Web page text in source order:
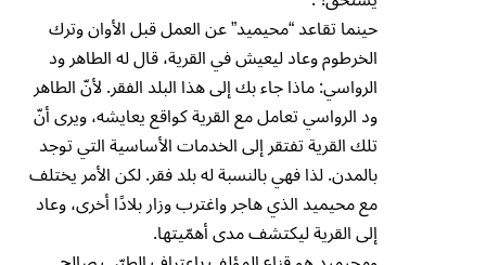
حينما تقاعد “محيميد” عن العمل قبل الأوان وترك
الخرطوم وعاد ليعيش في القرية، قال له الطاهر ود
الرواسي: ماذا جاء بك إلى هذا البلد الفقر. لأنّ الطاهر
ود الرواسي تعامل مع القرية كواقع يعايشه، ويرى أنّ
تلك القرية تفتقر إلى الخدمات الأساسية التي توجد
بالمدن. لذا فهي بالنسبة له بلد فقر. لكن الأمر يختلف
مع محيميد الذي هاجر واغترب وزار بلادًا أخرى، وعاد
إلى القرية ليكتشف مدى أهمّيتها.